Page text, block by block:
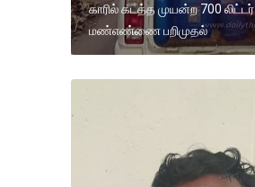
காரில் கடத்த முயன்ற 700 லிட்டர்
மண்எண்ணை பறிமுதல்